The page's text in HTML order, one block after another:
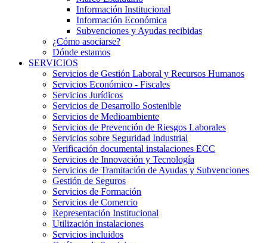
Información Institucional
Información Económica
Subvenciones y Ayudas recibidas
¿Cómo asociarse?
Dónde estamos
SERVICIOS
Servicios de Gestión Laboral y Recursos Humanos
Servicios Económico - Fiscales
Servicios Jurídicos
Servicios de Desarrollo Sostenible
Servicios de Medioambiente
Servicios de Prevención de Riesgos Laborales
Servicios sobre Seguridad Industrial
Verificación documental instalaciones ECC
Servicios de Innovación y Tecnología
Servicios de Tramitación de Ayudas y Subvenciones
Gestión de Seguros
Servicios de Formación
Servicios de Comercio
Representación Institucional
Utilización instalaciones
Servicios incluidos